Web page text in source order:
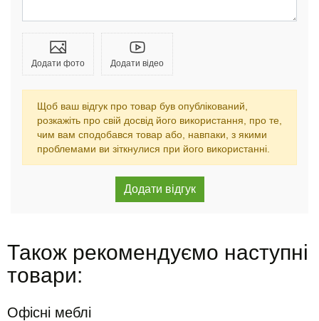
Додати фото Додати відео
Щоб ваш відгук про товар був опублікований,
розкажіть про свій досвід його використання, про те,
чим вам сподобався товар або, навпаки, з якими
проблемами ви зіткнулися при його використанні.
Також рекомендуємо наступні
товари:
Офісні меблі